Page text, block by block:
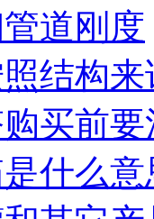
道刚度
结构
买前
什么意